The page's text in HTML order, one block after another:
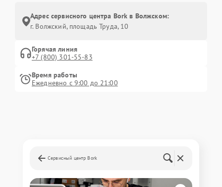
Адрес сервисного центра Bork в Волжском:
г. Волжский, площадь Труда, 10
Горячая линия
+7 (800) 301-55-83
Время работы
Ежедневно с 9:00 до 21:00
Сервисный центр Bork